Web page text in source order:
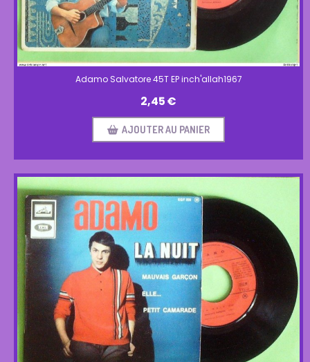
Adamo Salvatore 45T EP inch'allah1967
2,45€
AJOUTER AU PANIER